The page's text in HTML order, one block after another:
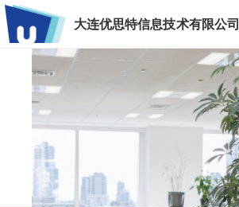
大连优思特信息技术有限公司